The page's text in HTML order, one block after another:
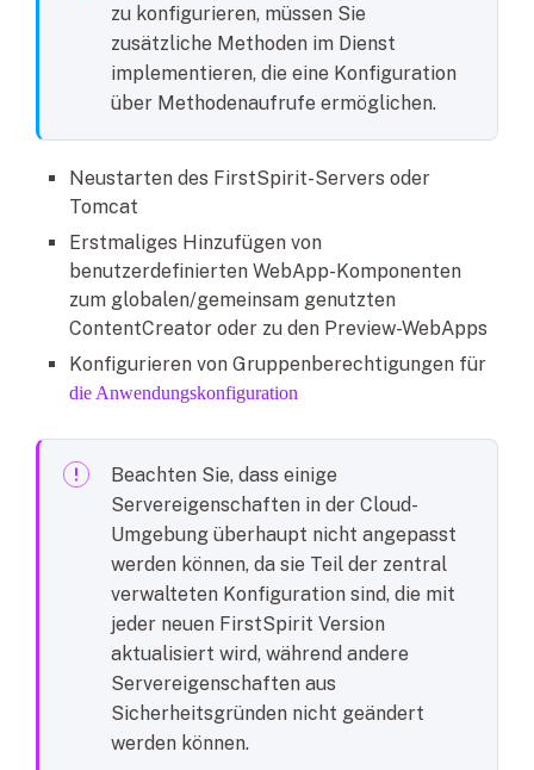
zu konfigurieren, müssen Sie
zusätzliche Methoden im Dienst
implementieren, die eine Konfiguration
über Methodenaufrufe ermöglichen.
Neustarten des FirstSpirit-Servers oder
Tomcat
Erstmaliges Hinzufügen von
benutzerdefinierten WebApp-Komponenten
zum globalen/gemeinsam genutzten
ContentCreator oder zu den Preview-WebApps
Konfigurieren von Gruppenberechtigungen für
die Anwendungskonfiguration
Beachten Sie, dass einige
Servereigenschaften in der Cloud-
Umgebung überhaupt nicht angepasst
werden können, da sie Teil der zentral
verwalteten Konfiguration sind, die mit
jeder neuen FirstSpirit Version
aktualisiert wird, während andere
Servereigenschaften aus
Sicherheitsgründen nicht geändert
werden können.